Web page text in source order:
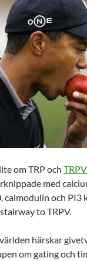
om TRP och TRPV
med
calmodulin och PI3
to TRPV.
härskar
om gating och